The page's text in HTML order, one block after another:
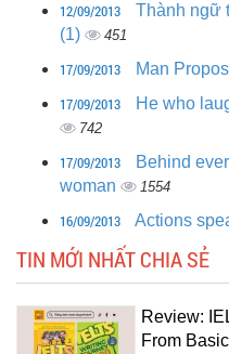
12/09/2013
Thành ngữ
(1)
451
17/09/2013 Man
17/09/2013 He who
742
17/09/2013
Behind
woman
1554
16/09/2013 Actions
TIN MỚI NHẤT CHIA SẺ
Review:
From